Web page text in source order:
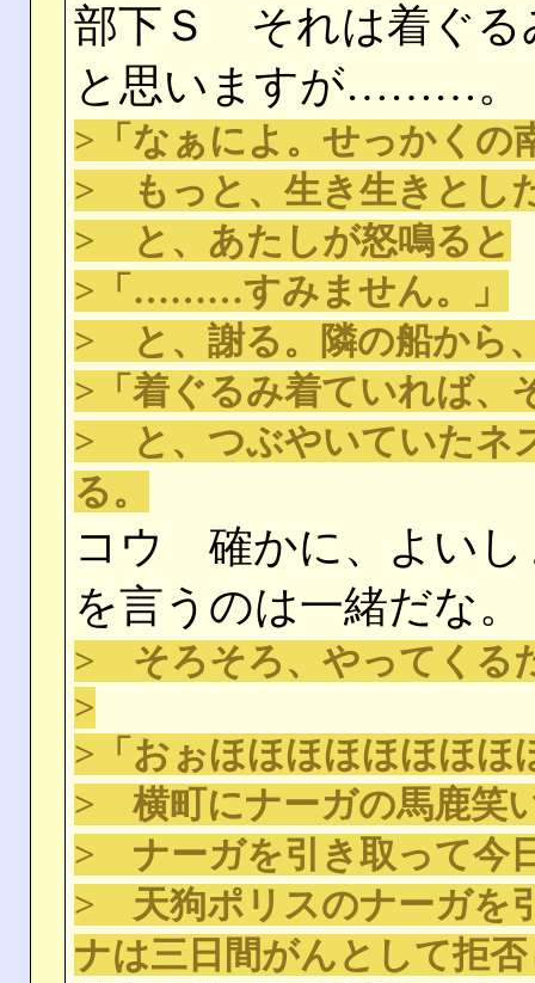
部下Ｓ それは着ぐる
と思いますが………。
>「なぁによ。せっかくの
> もっと、生き生きとし
> と、あたしが怒鳴ると
>「………すみません。」
> と、謝る。隣の船から
>「着ぐるみ着ていれば、
> と、つぶやいていたネ
る。
コウ 確かに、よいし
を言うのは一緒だな。
> そろそろ、やってくる
>
>「おぉほほほほほほほほ
> 横町にナーガの馬鹿笑
> ナーガを引き取って今
> 天狗ポリスのナーガを
ナは三日間がんとして拒